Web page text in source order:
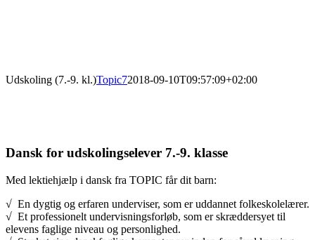
Udskoling (7.-9. kl.)Topic72018-09-10T09:57:09+02:00
Dansk for udskolingselever 7.-9. klasse
Med lektiehjælp i dansk fra TOPIC får dit barn:
√ En dygtig og erfaren underviser, som er uddannet folkeskolelærer.
√ Et professionelt undervisningsforløb, som er skræddersyet til
elevens faglige niveau og personlighed.